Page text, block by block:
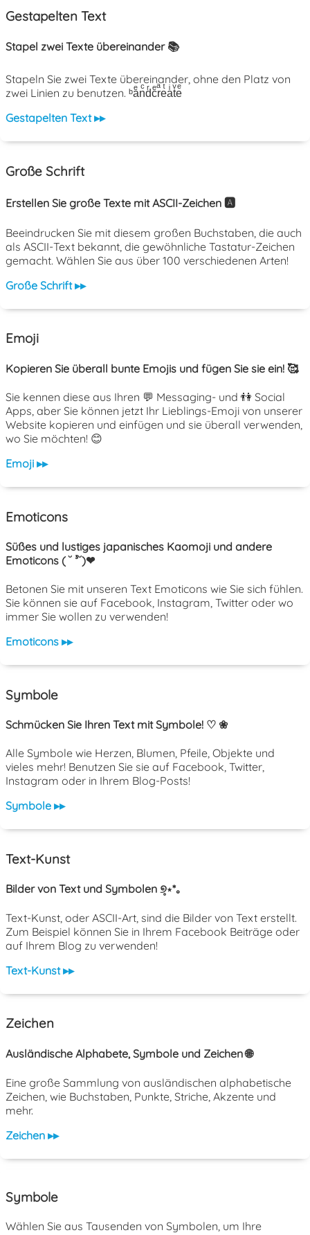
Gestapelten Text
Stapel zwei Texte übereinander 📚
Stapeln Sie zwei Texte übereinander, ohne den Platz von
zwei Linien zu benutzen. ᵇaͤnͨdͬcͤrͣeͭaͥtͮeͤ
Gestapelten Text ▸▸
Große Schrift
Erstellen Sie große Texte mit ASCII-Zeichen 🅰️
Beeindrucken Sie mit diesem großen Buchstaben, die auch
als ASCII-Text bekannt, die gewöhnliche Tastatur-Zeichen
gemacht. Wählen Sie aus über 100 verschiedenen Arten!
Große Schrift ▸▸
Emoji
Kopieren Sie überall bunte Emojis und fügen Sie sie ein! 🥰
Sie kennen diese aus Ihren 💬 Messaging- und 👫 Social
Apps, aber Sie können jetzt Ihr Lieblings-Emoji von unserer
Website kopieren und einfügen und sie überall verwenden,
wo Sie möchten! 😊
Emoji ▸▸
Emoticons
Süßes und lustiges japanisches Kaomoji und andere
Emoticons ( ˘ ³˘)❤
Betonen Sie mit unseren Text Emoticons wie Sie sich fühlen.
Sie können sie auf Facebook, Instagram, Twitter oder wo
immer Sie wollen zu verwenden!
Emoticons ▸▸
Symbole
Schmücken Sie Ihren Text mit Symbole! ♡ ❀
Alle Symbole wie Herzen, Blumen, Pfeile, Objekte und
vieles mehr! Benutzen Sie sie auf Facebook, Twitter,
Instagram oder in Ihrem Blog-Posts!
Symbole ▸▸
Text-Kunst
Bilder von Text und Symbolen ୭̥⋆*｡
Text-Kunst, oder ASCII-Art, sind die Bilder von Text erstellt.
Zum Beispiel können Sie in Ihrem Facebook Beiträge oder
auf Ihrem Blog zu verwenden!
Text-Kunst ▸▸
Zeichen
Ausländische Alphabete, Symbole und Zeichen 🌐
Eine große Sammlung von ausländischen alphabetische
Zeichen, wie Buchstaben, Punkte, Striche, Akzente und
mehr.
Zeichen ▸▸
Symbole
Wählen Sie aus Tausenden von Symbolen, um Ihre